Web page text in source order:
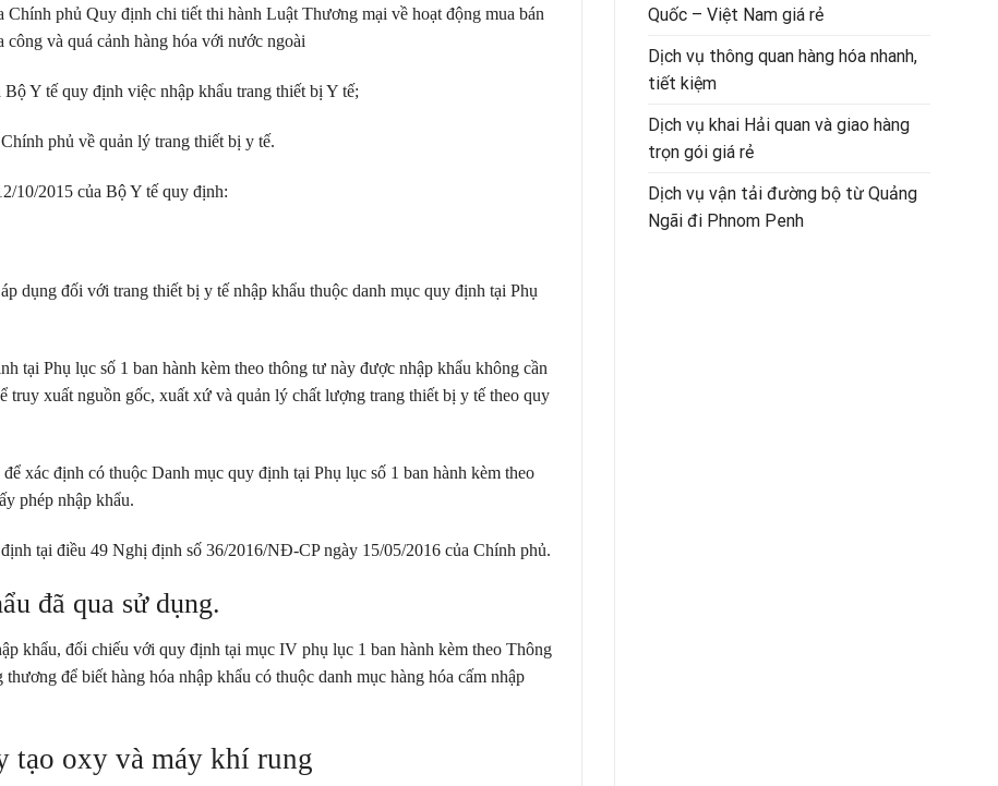
phủ Quy định chi tiết thi hành Luật Thương mại về hoạt động mua bán
và quá cảnh hàng hóa với nước ngoài
Y tế quy định việc nhập khẩu trang thiết bị Y tế;
phủ về quản lý trang thiết bị y tế.
10/2015 của Bộ Y tế quy định:
dụng đối với trang thiết bị y tế nhập khẩu thuộc danh mục quy định tại Phụ
tại Phụ lục số 1 ban hành kèm theo thông tư này được nhập khẩu không cần
truy xuất nguồn gốc, xuất xứ và quản lý chất lượng trang thiết bị y tế theo quy
xác định có thuộc Danh mục quy định tại Phụ lục số 1 ban hành kèm theo
phép nhập khẩu.
tại điều 49 Nghị định số 36/2016/NĐ-CP ngày 15/05/2016 của Chính phủ.
đã qua sử dụng.
khẩu, đối chiếu với quy định tại mục IV phụ lục 1 ban hành kèm theo Thông
để biết hàng hóa nhập khẩu có thuộc danh mục hàng hóa cấm nhập
tạo oxy và máy khí rung
Quốc – Việt Nam giá rẻ
Dịch vụ thông quan hàng hóa nhanh,
tiết kiệm
Dịch vụ khai Hải quan và giao hàng
trọn gói giá rẻ
Dịch vụ vận tải đường bộ từ Quảng
Ngãi đi Phnom Penh